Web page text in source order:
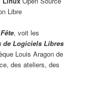
Libre
, voit les
de Logiciels Libres
Louis Aragon de
des ateliers, des